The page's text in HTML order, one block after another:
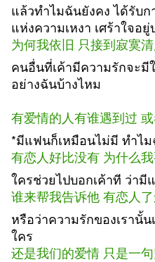
แล้วทำไมฉันยังคง ได้รับ
แห่งความเหงา เศร้าใจอ
为何我依旧 只接到寂寞
คนอื่นที่เค้ามีความรักจะมี
อย่างฉันบ้างไหม
有爱情的人有谁遇到过
*มีแฟนก็เหมือนไม่มี ทำไม
有恋人好比没有 为什么
ใครช่วยไปบอกเค้าที ว่า
谁来帮我告诉他 有恋人
หรือว่าความรักของเรานั้
ใคร
还是我们的爱情 只是一